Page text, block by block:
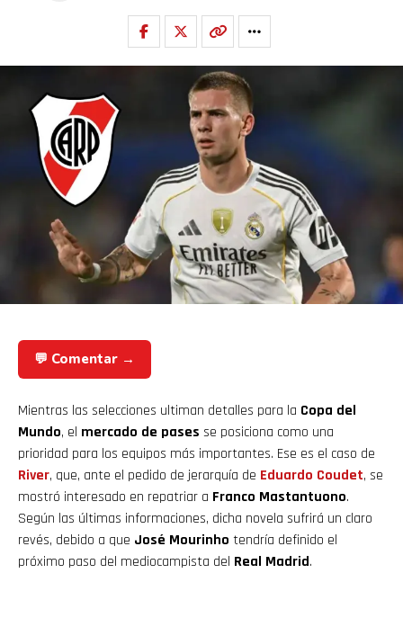
💬 Comentar →
Mientras las selecciones ultiman detalles para la Copa del
Mundo, el mercado de pases se posiciona como una
prioridad para los equipos más importantes. Ese es el caso de
River, que, ante el pedido de jerarquía de Eduardo Coudet, se
mostró interesado en repatriar a Franco Mastantuono.
Según las últimas informaciones, dicha novela sufrirá un claro
revés, debido a que José Mourinho tendría definido el
próximo paso del mediocampista del Real Madrid.